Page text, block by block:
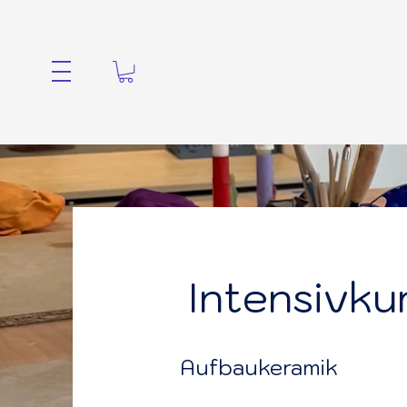
|||
Aufbaukeramik